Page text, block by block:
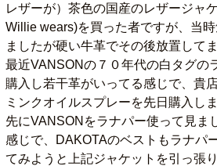
レザーが）茶色の国産のレザージャ
Willie wears)を買った者ですが、当
ましたが硬い牛革でその後放置してま
最近VANSONの７０年代の白タグの
購入し若干革がいってる感じで、貴
ミンクオイルスプレーを先日購入し
先にVANSONをラナパー使って見ま
感じで、DAKOTAのベストもラナパ
てみようと上記ジャケットを引っ張